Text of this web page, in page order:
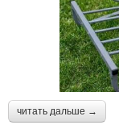
читать дальше →